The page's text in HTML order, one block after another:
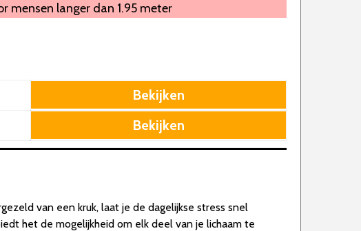
mensen langer dan 1.95 meter
Bekijken
Bekijken
van een kruk, laat je de dagelijkse stress snel
het de mogelijkheid om elk deel van je lichaam te